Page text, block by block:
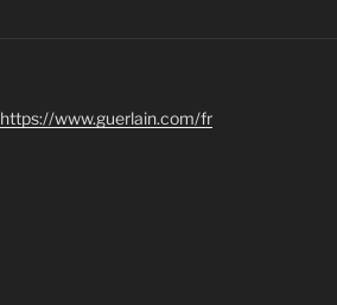
https://www.guerlain.com/fr